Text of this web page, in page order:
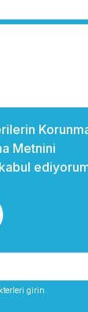
Metnini
girin.